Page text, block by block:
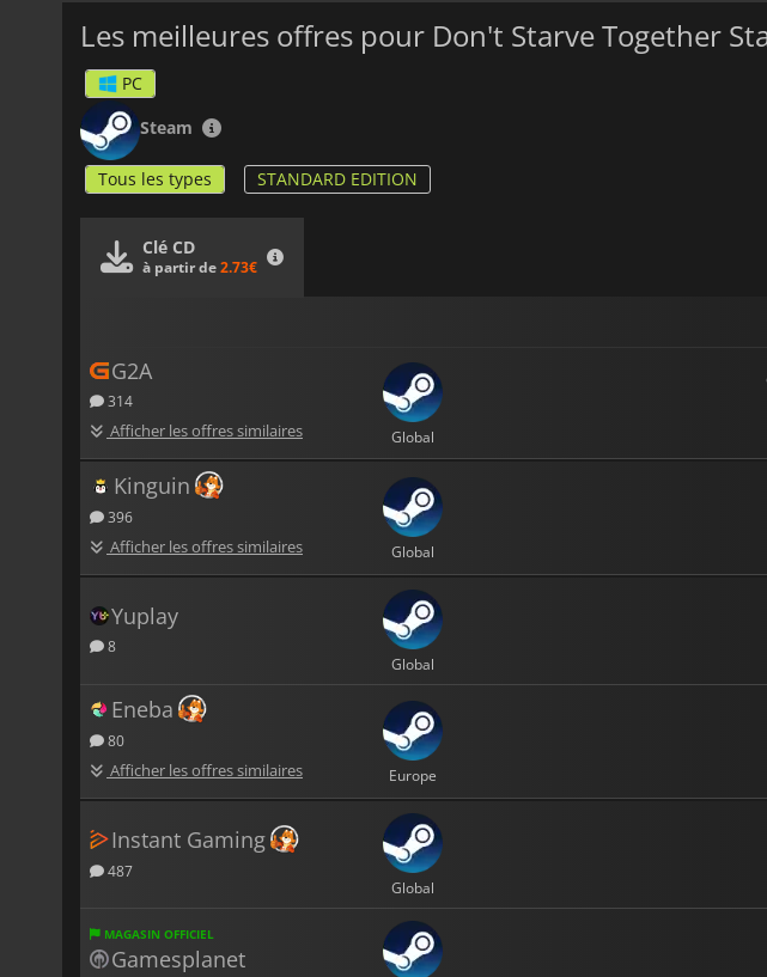
Les meilleures offres pour Don't Starve Together
PC
Steam
Tous les types STANDARD EDITION
Clé CD
à partir de2.73€
G2A
314
Afficher les offres similaires Global
Kinguin
396
Afficher les offres similaires Global
Yuplay
8
Global
Eneba
80
Afficher les offres similaires Europe
Instant Gaming
487
Global
MAGASIN OFFICIEL
Gamesplanet